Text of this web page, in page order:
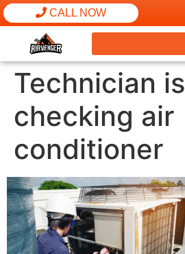
CALL NOW
Technician is
checking air
conditioner